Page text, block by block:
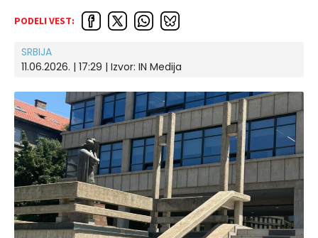
PODELI VEST:
SRBIJA
11.06.2026. | 17:29 | Izvor: IN Medija